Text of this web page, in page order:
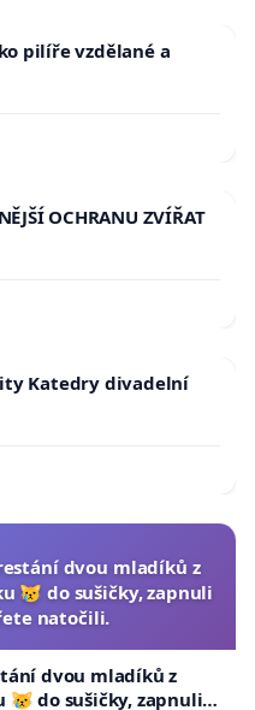
pilíře vzdělané a
OCHRANU ZVÍŘAT
Katedry divadelní
dvou mladíků z
😿 do sušičky, zapnuli
natočili.
dvou mladíků z
do sušičky, zapnuli ji